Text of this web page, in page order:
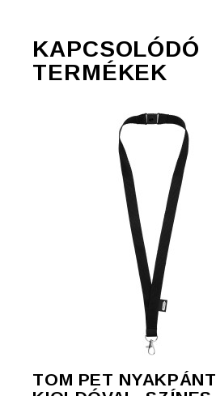
KAPCSOLÓDÓ
TERMÉKEK
TOM PET NYAKPÁNT